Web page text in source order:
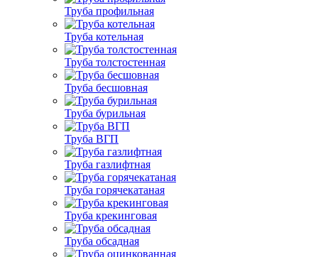
Труба профильная
Труба котельная
Труба толстостенная
Труба бесшовная
Труба бурильная
Труба ВГП
Труба газлифтная
Труба горячекатаная
Труба крекинговая
Труба обсадная